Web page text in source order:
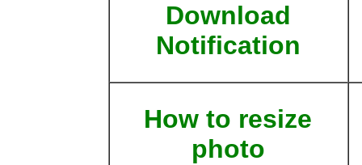
Download
Notification
How to resize
photo